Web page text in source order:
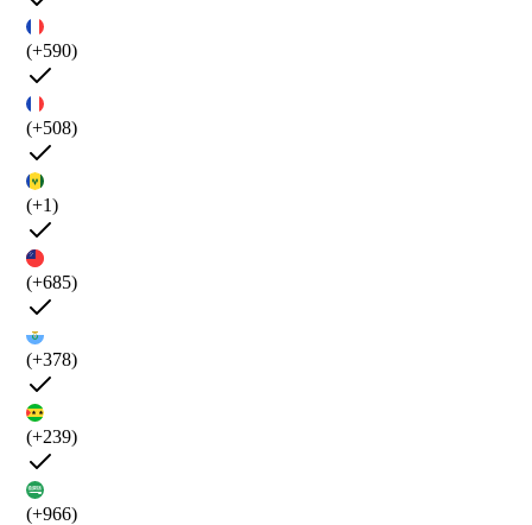
(+590)
(+508)
(+1)
(+685)
(+378)
(+239)
(+966)